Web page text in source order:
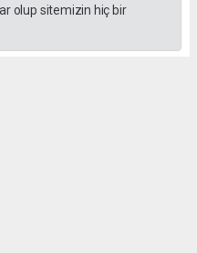
olup sitemizin hiç bir